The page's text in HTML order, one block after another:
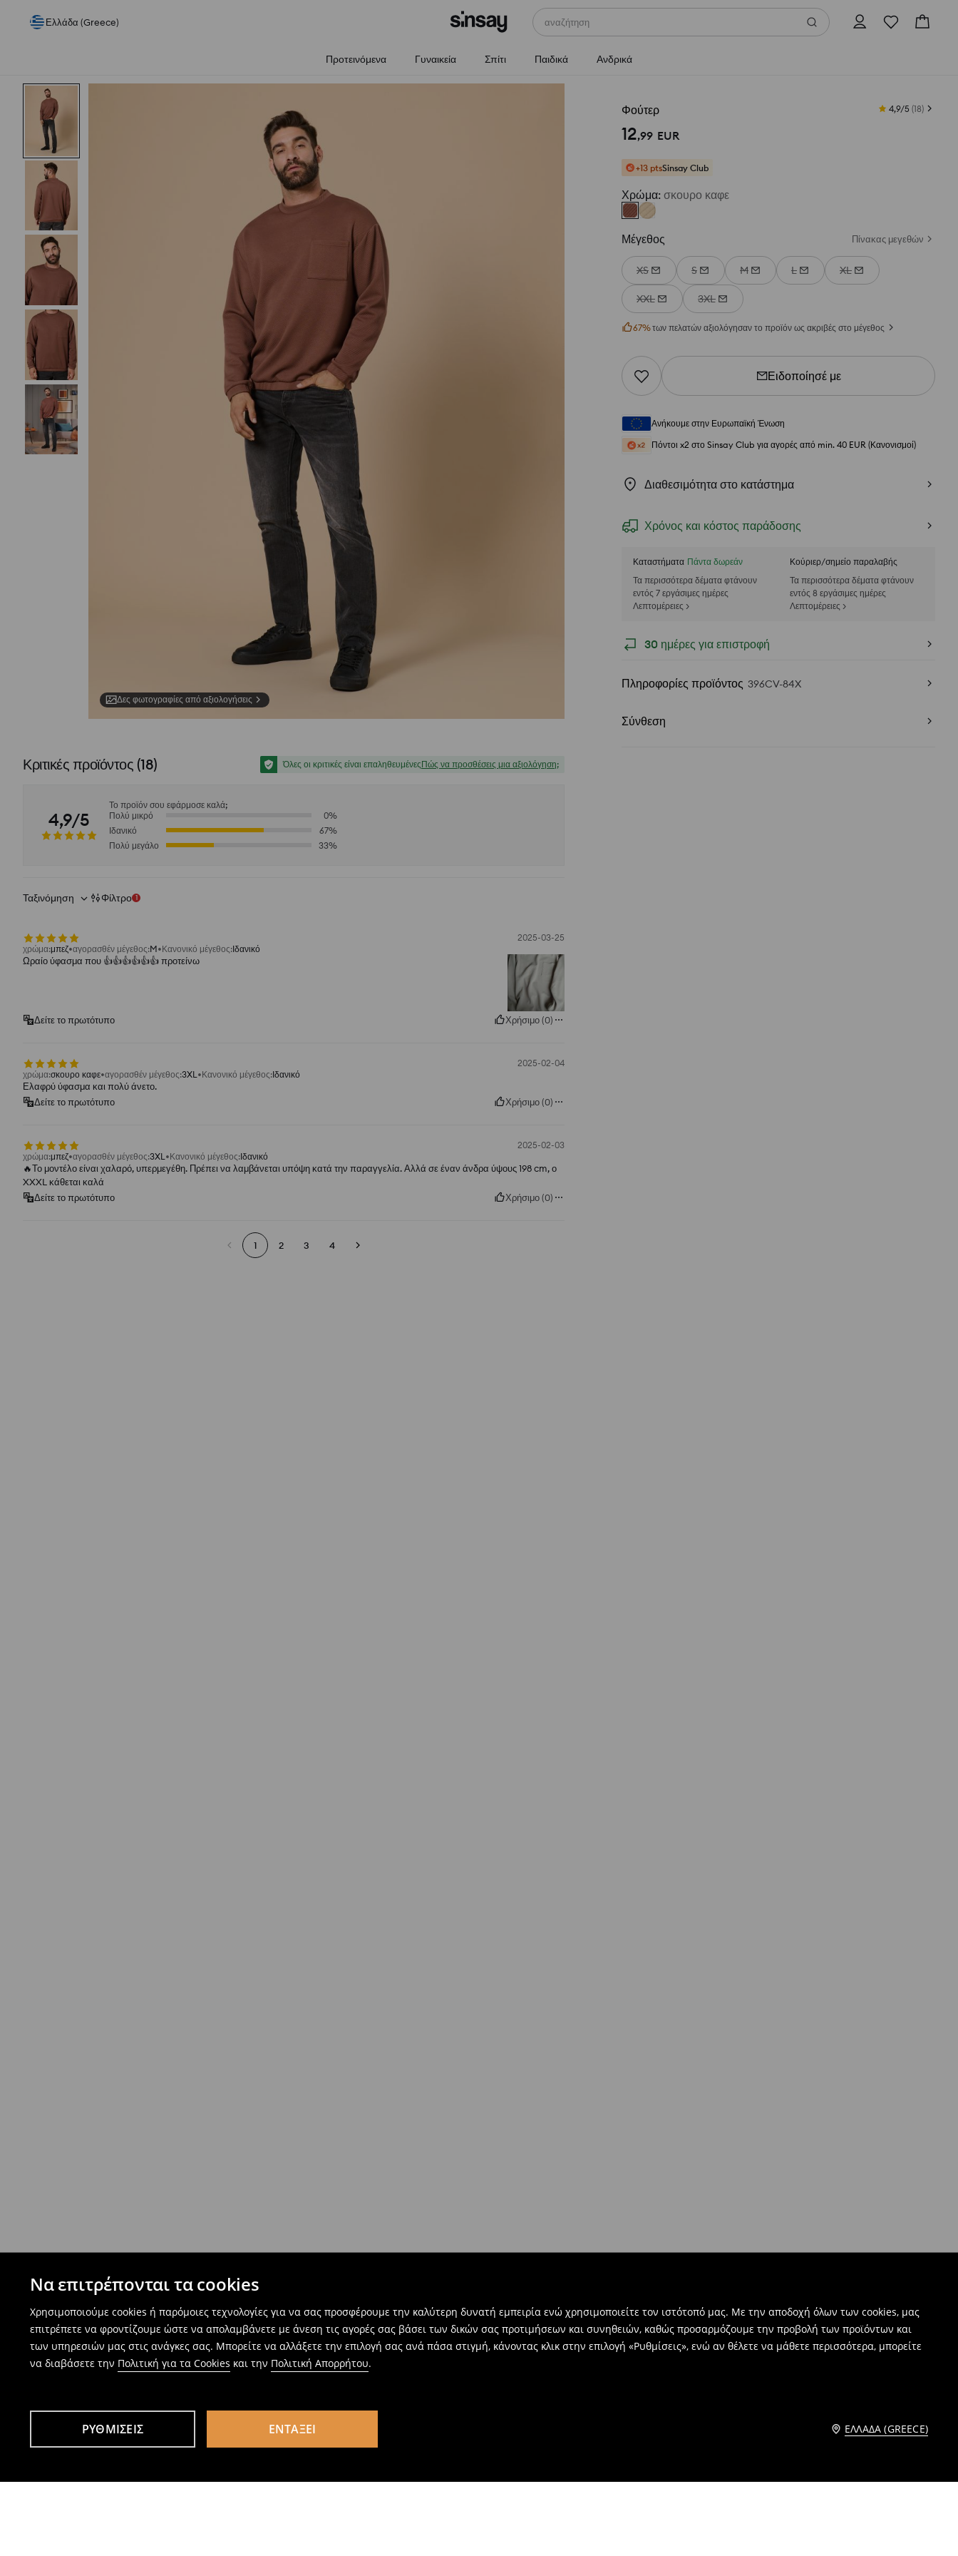
Να επιτρέπονται τα cookies
Χρησιμοποιούμε cookies ή παρόμοιες τεχνολογίες για να σας προσφέρουμε την καλύτερη δυνατή εμπειρία ενώ χρησιμοποιείτε τον ιστότοπό μας. Με την αποδοχή όλων των cookies, μας
επιτρέπετε να φροντίζουμε ώστε να απολαμβάνετε με άνεση τις αγορές σας βάσει των δικών σας προτιμήσεων και συνηθειών, καθώς προσαρμόζουμε την προβολή των προϊόντων και
των υπηρεσιών μας στις ανάγκες σας. Μπορείτε να αλλάξετε την επιλογή σας ανά πάσα στιγμή, κάνοντας κλικ στην επιλογή «Ρυθμίσεις», ενώ αν θέλετε να μάθετε περισσότερα, μπορείτε
να διαβάσετε την Πολιτική για τα Cookies και την Πολιτική Απορρήτου.
ΡΥΘΜΊΣΕΙΣ ΕΝΤΆΞΕΙ ΕΛΛΆΔΑ (GREECE)
Ελλάδα (Greece) αναζήτηση
Προτεινόμενα Γυναικεία Σπίτι Παιδικά Ανδρικά
Φούτερ 4,9/5 (18)
12,99 EUR
+13 ptsSinsay Club
Χρώμα: σκουρο καφε
Μέγεθος Πίνακας μεγεθών
XS S M L XL
XXL 3XL
67%των πελατών αξιολόγησαν το προϊόν ως ακριβές στο μέγεθος
Ειδοποίησέ με
Ανήκουμε στην Ευρωπαϊκή Ένωση
Πόντοι x2 στο Sinsay Club για αγορές από min. 40 EUR (Κανονισμοί)
Διαθεσιμότητα στο κατάστημα
Χρόνος και κόστος παράδοσης
Καταστήματα Πάντα δωρεάν
Τα περισσότερα δέματα φτάνουν
εντός 7 εργάσιμες ημέρες
Λεπτομέρειες >
Κούριερ/σημείο παραλαβής
Τα περισσότερα δέματα φτάνουν
εντός 8 εργάσιμες ημέρες
Λεπτομέρειες >
30 ημέρες για επιστροφή
Πληροφορίες προϊόντος 396CV-84X
Σύνθεση
Δες φωτογραφίες από αξιολογήσεις
Κριτικές προϊόντος (18) Όλες οι κριτικές είναι επαληθευμένεςΠώς να προσθέσεις μια αξιολόγηση;
4,9/5
Το προϊόν σου εφάρμοσε καλά;
Πολύ μικρό
0%
Ιδανικό
67%
Πολύ μεγάλο
33%
Ταξινόμηση Φίλτρο 1
2025-03-25
χρώμα:μπεζ αγορασθέν μέγεθος:M Κανονικό μέγεθος:Ιδανικό
Ωραίο ύφασμα που 👍️👍️👍️👍️👍️👍️ προτείνω
Δείτε το πρωτότυπο Χρήσιμο(0)
2025-02-04
χρώμα:σκουρο καφε αγορασθέν μέγεθος:3XL Κανονικό μέγεθος:Ιδανικό
Ελαφρύ ύφασμα και πολύ άνετο.
Δείτε το πρωτότυπο
Χρήσιμο(0)
2025-02-03
χρώμα:μπεζ αγορασθέν μέγεθος:3XL Κανονικό μέγεθος:Ιδανικό
🔥Το μοντέλο είναι χαλαρό, υπερμεγέθη. Πρέπει να λαμβάνεται υπόψη κατά την παραγγελία. Αλλά σε έναν άνδρα ύψους 198 cm, ο
XXXL κάθεται καλά
Δείτε το πρωτότυπο
Χρήσιμο(0)
1 2 3 4